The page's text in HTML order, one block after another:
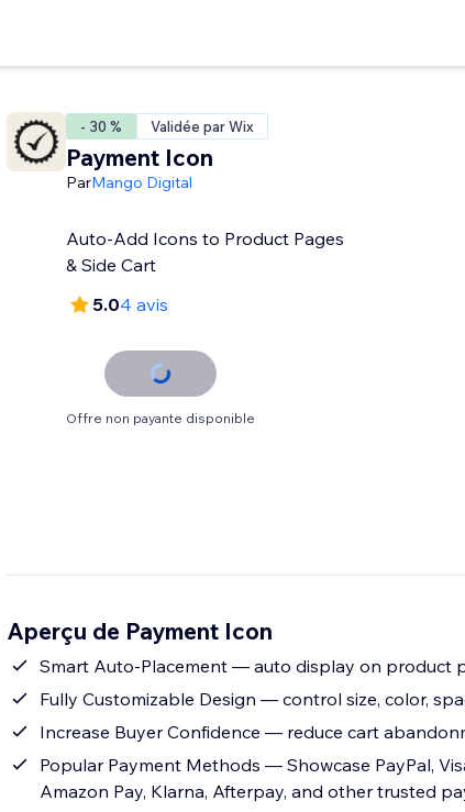
- 30 % Validée par Wix
Payment Icon
ParMango Digital
Auto-Add Icons to Product Pages
& Side Cart
5.04 avis
Offre non payante disponible
Aperçu de Payment Icon
Smart Auto-Placement — auto display on product
Fully Customizable Design — control size, color,
Increase Buyer Confidence — reduce cart
Popular Payment Methods — Showcase PayPal,
Amazon Pay, Klarna, Afterpay, and other trusted